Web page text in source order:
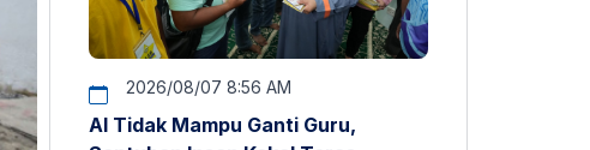
2026/08/07 8:56 AM
AI Tidak Mampu Ganti Guru,